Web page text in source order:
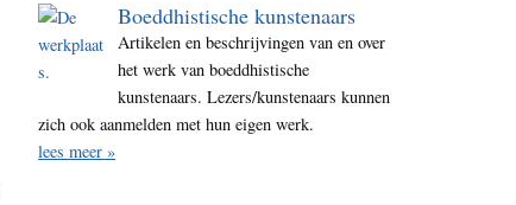
Boeddhistische kunstenaars
Artikelen en beschrijvingen van en over
het werk van boeddhistische
kunstenaars. Lezers/kunstenaars kunnen
zich ook aanmelden met hun eigen werk.
lees meer »